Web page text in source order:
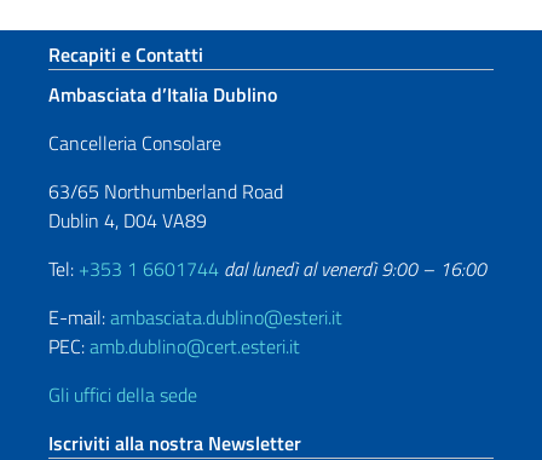
Sezione footer
Recapiti e Contatti
Ambasciata d’Italia Dublino
Cancelleria Consolare
63/65 Northumberland Road
Dublin 4, D04 VA89
Tel: +353 1 6601744 dal lunedì al venerdì 9:00 – 16:00
E-mail:ambasciata.dublino@esteri.it
PEC:amb.dublino@cert.esteri.it
Gli uffici della sede
Iscriviti alla nostra Newsletter